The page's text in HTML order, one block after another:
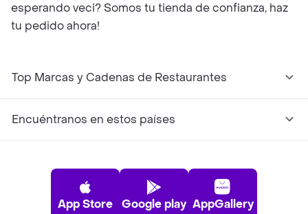
esperando veci? Somos tu tienda de confianza, haz
tu pedido ahora!
Top Marcas y Cadenas de Restaurantes
Encuéntranos en estos países
App Store Google play AppGallery